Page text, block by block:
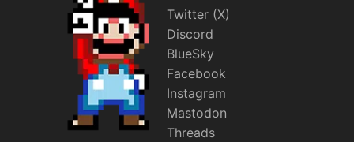
Twitter (X)
Discord
BlueSky
Facebook
Instagram
Mastodon
Threads